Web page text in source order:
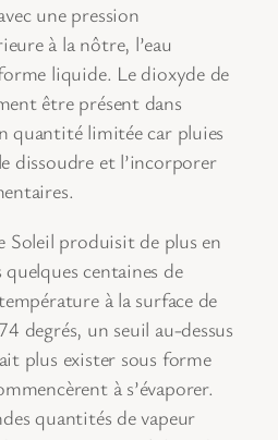
une pression
à la nôtre, l’eau
liquide. Le dioxyde de
être présent dans
quantité limitée car pluies
dissoudre et l’incorporer
Soleil produisit de plus en
centaines de
à la surface de
degrés, un seuil au-dessus
plus exister sous forme
à s’évaporer.
quantités de vapeur